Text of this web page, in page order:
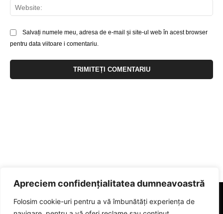
Apreciem confidențialitatea dumneavoastră
Folosim cookie-uri pentru a vă îmbunătăți experiența de
Salvați numele meu, adresa de e-mail și site-ul web în acest browser
pentru data viitoare i comentariu.